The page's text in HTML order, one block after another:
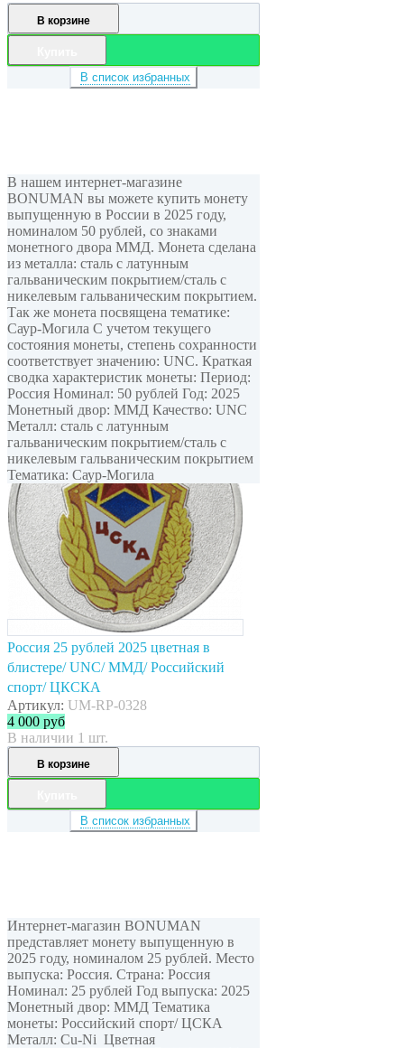
В корзине
В список избранных
В нашем интернет-магазине
BONUMAN вы можете купить монету
выпущенную в России в 2025 году,
номиналом 50 рублей, cо знаками
монетного двора ММД. Монета сделана
из металла: сталь с латунным
гальваническим покрытием/сталь с
никелевым гальваническим покрытием.
Так же монета посвящена тематике:
Саур-Могила С учетом текущего
состояния монеты, степень сохранности
соответствует значению: UNC. Краткая
сводка характеристик монеты: Период:
Россия Номинал: 50 рублей Год: 2025
Монетный двор: ММД Качество: UNC
Металл: сталь с латунным
гальваническим покрытием/сталь с
никелевым гальваническим покрытием
Тематика: Саур-Могила
Россия 25 рублей 2025 цветная в
блистере/ UNC/ ММД/ Российский
спорт/ ЦКСКА
Артикул: UM-RP-0328
4 000 руб
В наличии 1 шт.
В корзине
В список избранных
Интернет-магазин BONUMAN
представляет монету выпущенную в
2025 году, номиналом 25 рублей. Место
выпуска: Россия. Страна: Россия
Номинал: 25 рублей Год выпуска: 2025
Монетный двор: ММД Тематика
монеты: Российский спорт/ ЦСКА
Металл: Cu-Ni Цветная